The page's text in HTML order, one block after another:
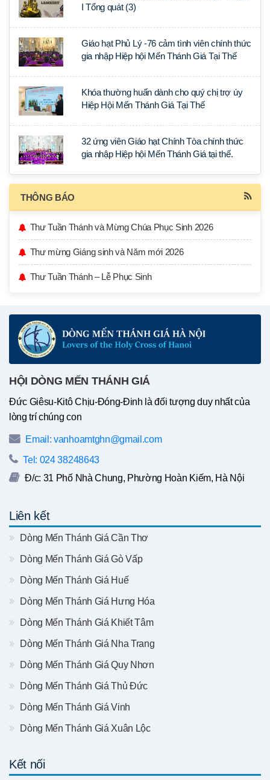
I Tổng quát (3)
Giáo hạt Phủ Lý -76 cảm tình viên chính thức
gia nhập Hiệp hội Mến Thánh Giá Tại Thế
Khóa thường huấn dành cho quý chị trợ úy
Hiệp Hội Mến Thánh Giá Tại Thế
32 ứng viên Giáo hạt Chính Tòa chính thức
gia nhập Hiệp hội Mến Thánh Giá tại thế.
THÔNG BÁO
Thư Tuần Thánh và Mừng Chúa Phục Sinh 2026
Thư mừng Giáng sinh và Năm mới 2026
Thư Tuần Thánh – Lễ Phục Sinh
HỘI DÒNG MẾN THÁNH GIÁ
Đức Giêsu-Kitô Chịu-Đóng-Đinh là đối tượng duy nhất của
lòng trí chúng con
Email: vanhoamtghn@gmail.com
Tel: 024 38248643
Đ/c: 31 Phố Nhà Chung, Phường Hoàn Kiếm, Hà Nội
Liên kết
Dòng Mến Thánh Giá Cần Thơ
Dòng Mến Thánh Giá Gò Vấp
Dòng Mến Thánh Giá Huế
Dòng Mến Thánh Giá Hưng Hóa
Dòng Mến Thánh Giá Khiết Tâm
Dòng Mến Thánh Giá Nha Trang
Dòng Mến Thánh Giá Quy Nhơn
Dòng Mến Thánh Giá Thủ Đức
Dòng Mến Thánh Giá Vinh
Dòng Mến Thánh Giá Xuân Lộc
Kết nối